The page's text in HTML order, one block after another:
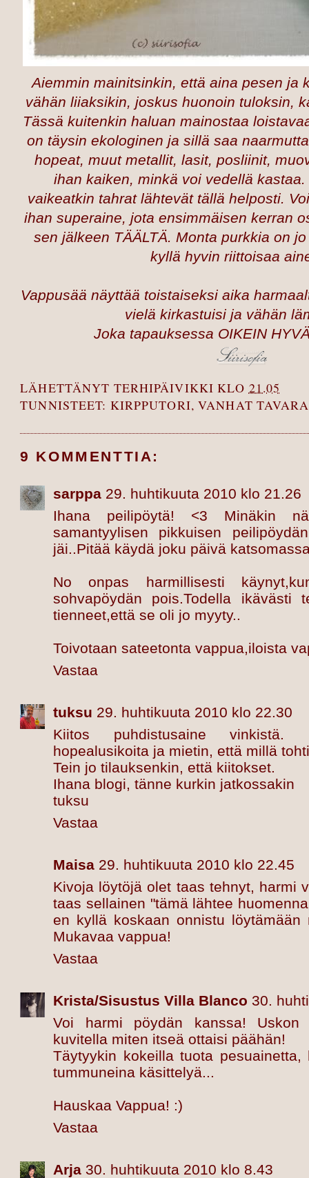
Aiemmin mainitsinkin, että aina pesen ja
vähän liiaksikin, joskus huonoin tuloksin,
Tässä kuitenkin haluan mainostaa
on täysin ekologinen ja sillä saa
hopeat, muut metallit, lasit, posliinit,
ihan kaiken, minkä voi vedellä
vaikeatkin tahrat lähtevät tällä helposti.
ihan superaine, jota ensimmäisen kerran
sen jälkeen TÄÄLTÄ. Monta purkkia on
kyllä hyvin riittoisaa
Vappusää näyttää toistaiseksi aika
vielä kirkastuisi ja vähän
Joka tapauksessa OIKEIN
LÄHETTÄNYT TERHIPÄIVIKKI KLO 21.05
TUNNISTEET: KIRPPUTORI,VANHAT
9 KOMMENTTIA:
sarppa 29. huhtikuuta 2010 klo 21.26
Ihana peilipöytä! <3 Minäkin
samantyylisen pikkuisen
jäi..Pitää käydä joku päivä
No onpas harmillisesti
sohvapöydän pois.Todella ikävästi
tienneet,että se oli jo myyty..
Toivotaan sateetonta vappua,iloista
Vastaa
tuksu 29. huhtikuuta 2010 klo 22.30
Kiitos puhdistusaine
hopealusikoita ja mietin, että millä
Tein jo tilauksenkin, että kiitokset.
Ihana blogi, tänne kurkin jatkossakin
tuksu
Vastaa
Maisa 29. huhtikuuta 2010 klo 22.45
Kivoja löytöjä olet taas tehnyt, harmi
taas sellainen "tämä lähtee
en kyllä koskaan onnistu
Mukavaa vappua!
Vastaa
Krista/Sisustus Villa Blanco 30.
Voi harmi pöydän kanssa! Uskon
kuvitella miten itseä ottaisi päähän!
Täytyykin kokeilla tuota pesuainetta,
tummuneina käsittelyä...
Hauskaa Vappua! :)
Vastaa
Arja 30. huhtikuuta 2010 klo 8.43